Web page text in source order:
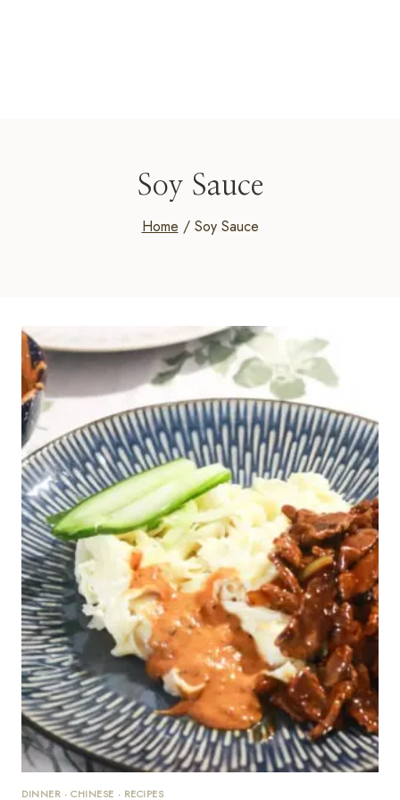
Soy Sauce
Home / Soy Sauce
DINNER ·CHINESE · RECIPES